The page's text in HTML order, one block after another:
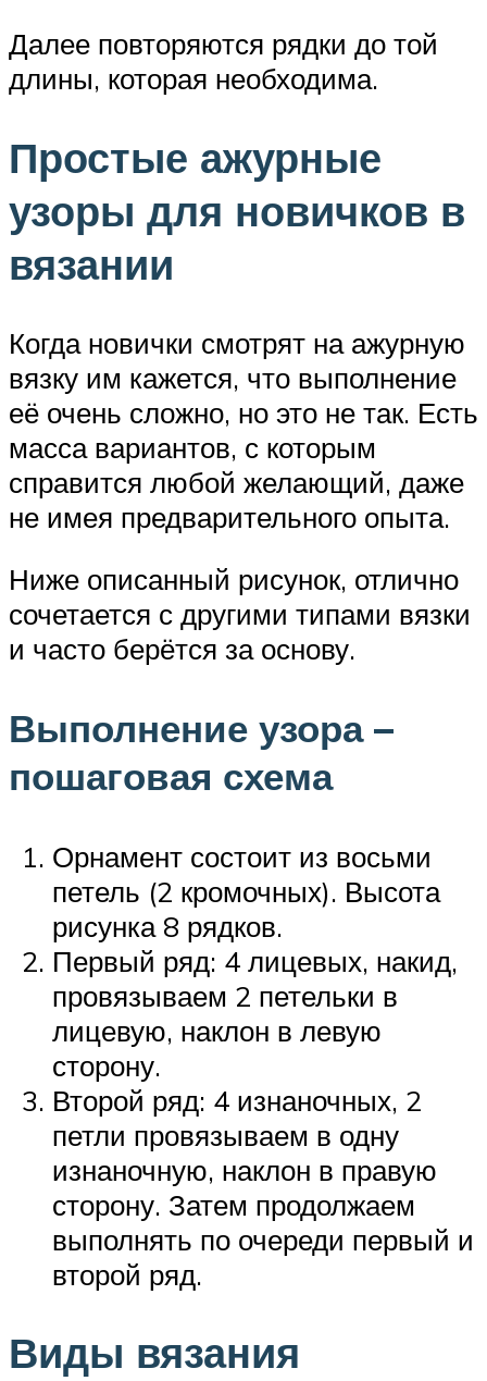
Далее повторяются рядки до той
длины, которая необходима.
Простые ажурные
узоры для новичков в
вязании
Когда новички смотрят на ажурную
вязку им кажется, что выполнение
её очень сложно, но это не так. Есть
масса вариантов, с которым
справится любой желающий, даже
не имея предварительного опыта.
Ниже описанный рисунок, отлично
сочетается с другими типами вязки
и часто берётся за основу.
Выполнение узора –
пошаговая схема
Орнамент состоит из восьми
петель (2 кромочных). Высота
рисунка 8 рядков.
Первый ряд: 4 лицевых, накид,
провязываем 2 петельки в
лицевую, наклон в левую
сторону.
Второй ряд: 4 изнаночных, 2
петли провязываем в одну
изнаночную, наклон в правую
сторону. Затем продолжаем
выполнять по очереди первый и
второй ряд.
Виды вязания